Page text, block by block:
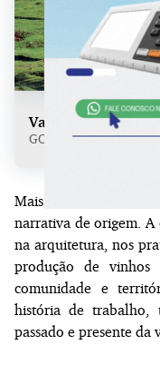
Vale dos Vinhedos
GOVERNO DO
Mais do que visitar
narrativa de origem.
na arquitetura, nos
produção de vinhos
comunidade e
história de trabalho,
passado e presente